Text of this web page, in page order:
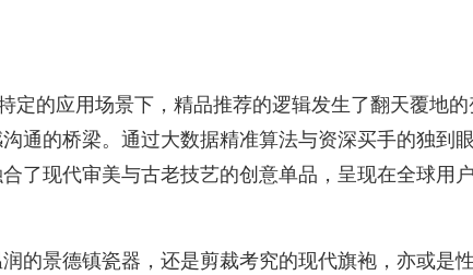
定的应用场景下，精品推荐的逻辑发生了翻天覆地
通的桥梁。通过大数据精准算法与资深买手的独到
了现代审美与古老技艺的创意单品，呈现在全球用户
的景德镇瓷器，还是剪裁考究的现代旗袍，亦或是